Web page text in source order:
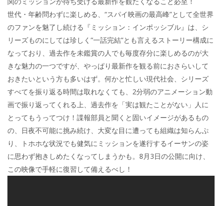
世代・年齢問わずに楽しめる、“スパイ映画の最高峰”として全世界
のファンを魅了し続ける『ミッション：インポッシブル』は、シ
リーズものにしては珍しく”一話完結”とも言えるストーリー構成に
なっており、過去作を未鑑賞の人でも毎度存分に楽しめるのが大
きな魅力の一つですが、やっぱり最新作を観る前におさらいして
おきたいという方も多いはず。何かと忙しい現代社会、シリーズ
すべてを振り返る時間は取れなくても、2分弱のアニメーション動
画で振り返ってくれる上、過去作を「実は観たことがない」人に
とってもうってつけ！諜報部員と聞くと固いイメージがあるもの
の、日夜不可能に挑み続け、大変な目に遭っても組織は知らんぷ
り、トホホな状況でも健気にミッションを遂行するイーサンの姿
に思わず抱きしめたくなってしまうかも。8月3日の公開に向け、
この映像で手軽に復習して備えるべし！